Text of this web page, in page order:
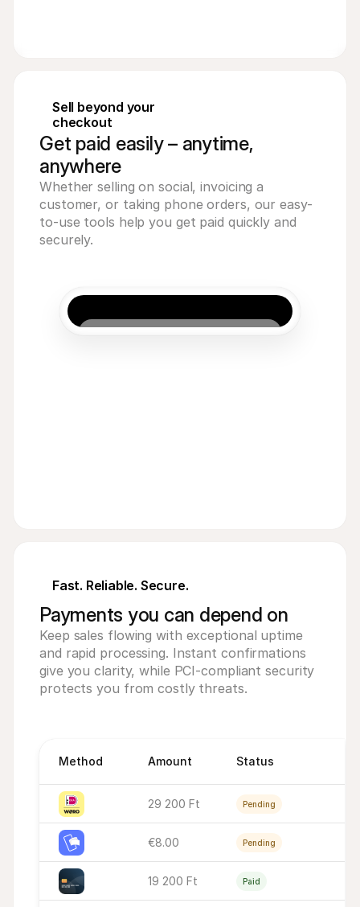
Sell beyond your
checkout
Get paid easily – anytime,
anywhere
Whether selling on social, invoicing a
customer, or taking phone orders, our easy-
to-use tools help you get paid quickly and
securely.
Fast. Reliable. Secure.
Payments you can depend on
Keep sales flowing with exceptional uptime
and rapid processing. Instant confirmations
give you clarity, while PCI-compliant security
protects you from costly threats.
Method Amount Status
29 200 Ft Pending
€8.00 Pending
19 200 Ft Paid